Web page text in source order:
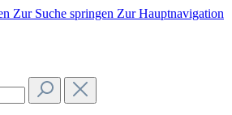
Zur Suche springen Zur Hauptnavigation